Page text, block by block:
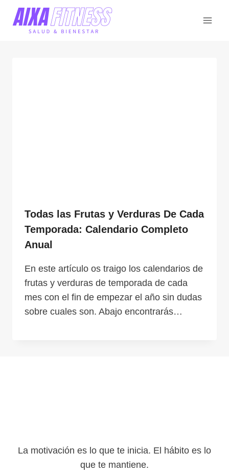
Saltar
contenido
Todas las Frutas y Verduras De Cada
Temporada: Calendario Completo
Anual
En este artículo os traigo los calendarios de
frutas y verduras de temporada de cada
mes con el fin de empezar el año sin dudas
sobre cuales son. Abajo encontrarás…
La motivación es lo que te inicia. El hábito es lo
que te mantiene.